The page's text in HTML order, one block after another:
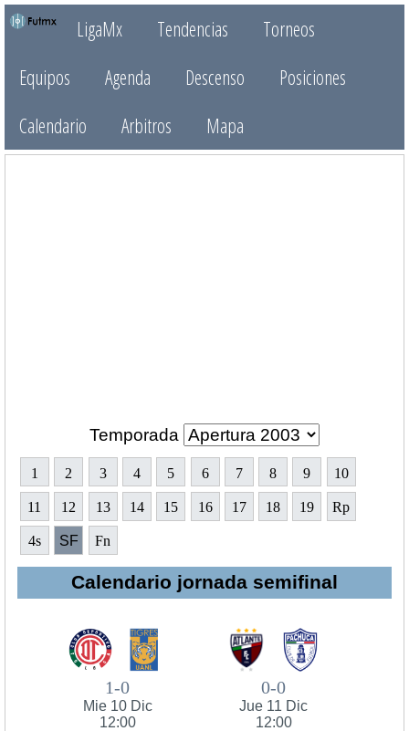
LigaMx Tendencias
Torneos
Equipos
Agenda Descenso
Posiciones
Calendario
Arbitros Mapa
Temporada
1 2 3 4 5 6 7 8 9 10
11 12 13 14 15 16 17 18 19 Rp
4s SF Fn
Calendario jornada semifinal
1-0
Mie 10 Dic
12:00
0-0
Jue 11 Dic
12:00